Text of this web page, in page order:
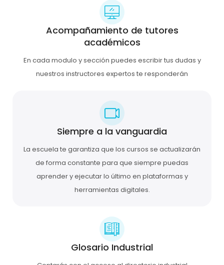
Acompañamiento de tutores
académicos
En cada modulo y sección puedes escribir tus dudas y
nuestros instructores expertos te responderán
Siempre a la vanguardia
La escuela te garantiza que los cursos se actualizarán
de forma constante para que siempre puedas
aprender y ejecutar lo último en plataformas y
herramientas digitales.
Glosario Industrial